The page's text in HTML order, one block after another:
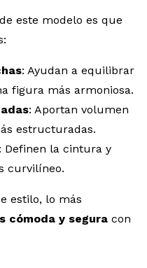
este modelo es que
: Ayudan a equilibrar
figura más armoniosa.
: Aportan volumen
estructuradas.
: Definen la cintura y
curvilíneo.
estilo, lo más
cómoda y segura con